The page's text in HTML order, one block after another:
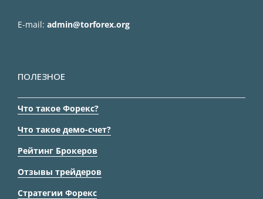
E-mail: admin@torforex.org
ПОЛЕЗНОЕ
Что такое Форекс?
Что такое демо-счет?
Рейтинг Брокеров
Отзывы трейдеров
Стратегии Форекс